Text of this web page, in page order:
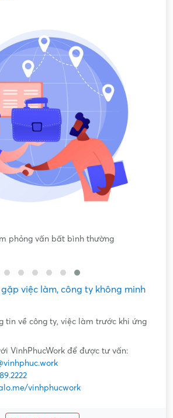
việc sơ sài, không đồng nhất với công
việc làm, công ty không minh
tin về công ty, việc làm trước khi ứng
VinhPhucWork để được tư vấn:
vinhphucwork